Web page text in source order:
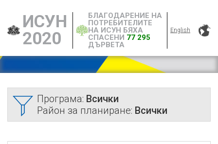
ИСУН
2020
БЛАГОДАРЕНИЕ НА
ПОТРЕБИТЕЛИТЕ
НА ИСУН БЯХА
СПАСЕНИ 77 295
ДЪРВЕТА
English
Програма: Всички
Район за планиране: Всички